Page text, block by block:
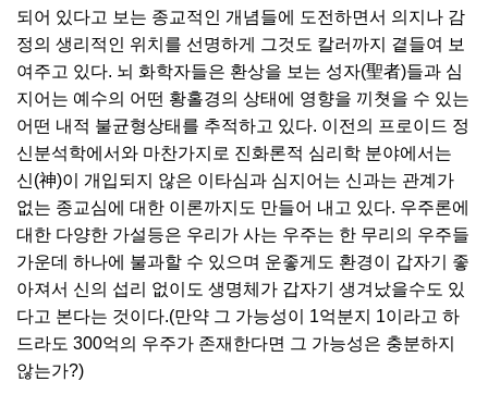
되어 있다고 보는 종교적인 개념들에 도전하면서 의지나 감
정의 생리적인 위치를 선명하게 그것도 칼러까지 곁들여 보
여주고 있다. 뇌 화학자들은 환상을 보는 성자(聖者)들과 심
지어는 예수의 어떤 황홀경의 상태에 영향을 끼쳣을 수 있는
어떤 내적 불균형상태를 추적하고 있다. 이전의 프로이드 정
신분석학에서와 마찬가지로 진화론적 심리학 분야에서는
신(神)이 개입되지 않은 이타심과 심지어는 신과는 관계가
없는 종교심에 대한 이론까지도 만들어 내고 있다. 우주론에
대한 다양한 가설등은 우리가 사는 우주는 한 무리의 우주들
가운데 하나에 불과할 수 있으며 운좋게도 환경이 갑자기 좋
아져서 신의 섭리 없이도 생명체가 갑자기 생겨났을수도 있
다고 본다는 것이다.(만약 그 가능성이 1억분지 1이라고 하
드라도 300억의 우주가 존재한다면 그 가능성은 충분하지
않는가?)